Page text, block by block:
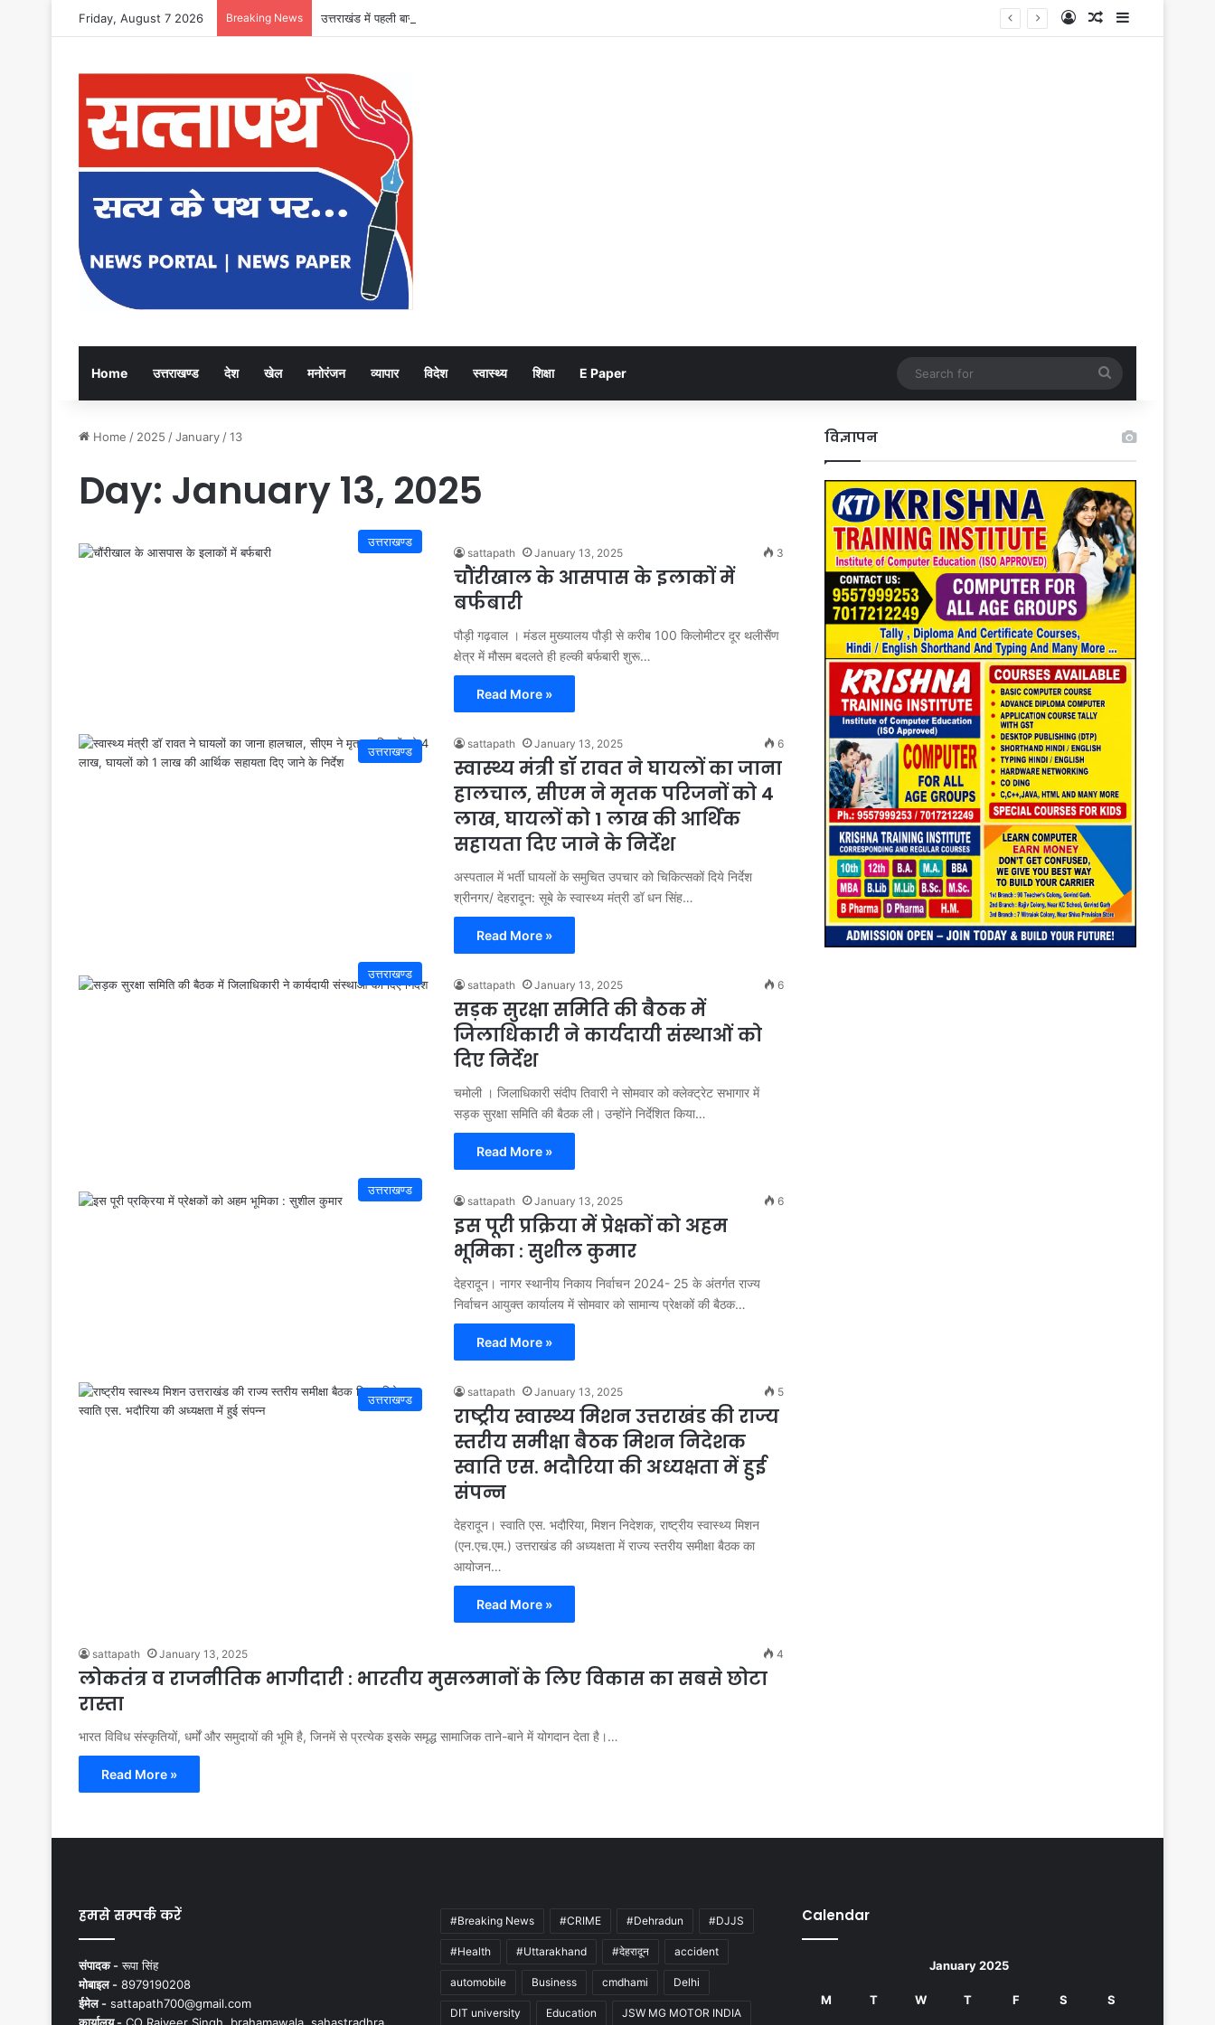
Friday, August 7 2026 Breaking News उत्तराखंड में पहली बार श्री श्री वेलबीइंग का आगमन Log InRandom Article
Sidebar
Home उत्तराखण्ड देश खेल मनोरंजन व्यापार विदेश स्वास्थ्य शिक्षा E Paper
for
Home / 2025 /January /13
Day: January 13, 2025
उत्तराखण्ड
sattapath January 13, 2025 3
चौंरीखाल के आसपास के इलाकों में
बर्फबारी
पौड़ी गढ़वाल । मंडल मुख्यालय पौड़ी से करीब 100 किलोमीटर दूर थलीसैंण
क्षेत्र में मौसम बदलते ही हल्की बर्फबारी शुरू…
Read More »
उत्तराखण्ड
sattapath January 13, 2025 6
स्वास्थ्य मंत्री डॉ रावत ने घायलों का जाना
हालचाल, सीएम ने मृतक परिजनों को 4
लाख, घायलों को 1 लाख की आर्थिक
सहायता दिए जाने के निर्देश
अस्पताल में भर्ती घायलों के समुचित उपचार को चिकित्सकों दिये निर्देश
श्रीनगर/ देहरादून: सूबे के स्वास्थ्य मंत्री डॉ धन सिंह…
Read More »
उत्तराखण्ड
sattapath January 13, 2025 6
सड़क सुरक्षा समिति की बैठक में
जिलाधिकारी ने कार्यदायी संस्थाओं को
दिए निर्देश
चमोली । जिलाधिकारी संदीप तिवारी ने सोमवार को क्लेक्ट्रेट सभागार में
सड़क सुरक्षा समिति की बैठक ली। उन्होंने निर्देशित किया…
Read More »
उत्तराखण्ड
sattapath January 13, 2025 6
इस पूरी प्रक्रिया में प्रेक्षकों को अहम
भूमिका : सुशील कुमार
देहरादून। नागर स्थानीय निकाय निर्वाचन 2024- 25 के अंतर्गत राज्य
निर्वाचन आयुक्त कार्यालय में सोमवार को सामान्य प्रेक्षकों की बैठक…
Read More »
उत्तराखण्ड
sattapath January 13, 2025 5
राष्ट्रीय स्वास्थ्य मिशन उत्तराखंड की राज्य
स्तरीय समीक्षा बैठक मिशन निदेशक
स्वाति एस. भदौरिया की अध्यक्षता में हुई
संपन्न
देहरादून। स्वाति एस. भदौरिया, मिशन निदेशक, राष्ट्रीय स्वास्थ्य मिशन
(एन.एच.एम.) उत्तराखंड की अध्यक्षता में राज्य स्तरीय समीक्षा बैठक का
आयोजन…
Read More »
sattapath January 13, 2025 4
लोकतंत्र व राजनीतिक भागीदारी : भारतीय मुसलमानों के लिए विकास का सबसे छोटा
रास्ता
भारत विविध संस्कृतियों, धर्मों और समुदायों की भूमि है, जिनमें से प्रत्येक इसके समृद्ध सामाजिक ताने-बाने में योगदान देता है।…
Read More »
विज्ञापन
हमसे सम्पर्क करें
संपादक -रूपा सिंह
मोबाइल - 8979190208
ईमेल - sattapath700@gmail.com
कार्यालय - CO Rajveer Singh, brahamawala, sahastradhra
#Breaking News #CRIME #Dehradun #DJJS
#Health #Uttarakhand #देहरादून accident
automobile Business cmdhami Delhi
DIT university Education JSW MG MOTOR INDIA
Calendar
January 2025
M T W T F S S